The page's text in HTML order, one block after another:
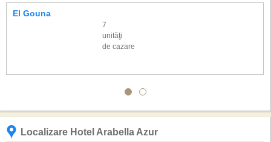
El Gouna
7
unităţi
de cazare
Localizare Hotel Arabella Azur